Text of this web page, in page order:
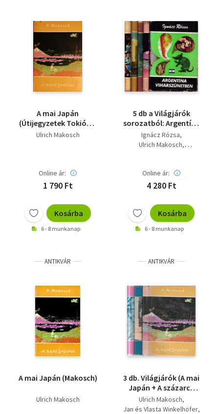
A mai Japán
(Útijegyzetek Tokiótól
Hirosimáig)
Ulrich Makosch
Online ár:
1 790 Ft
Kosárba
6 - 8 munkanap
5 db a Világjárók
sorozatból: Argentína
viharszünetben - A mai
Japán - Tízezer év az
Jemenben -
Tűzistennő Hawaiiban
egykor és most
Ignácz Rózsa
Ulrich Makosch
Vámos Magda
Online ár:
4 280 Ft
Kosárba
6 - 8 munkanap
ANTIKVÁR
A mai Japán (Makosch)
Ulrich Makosch
ANTIKVÁR
3 db. Világjárók (A mai
Japán + A százarcú
Japán + Japán a Kakas
Évében)
Ulrich Makosch
Jan és Vlasta Winkelhöfer